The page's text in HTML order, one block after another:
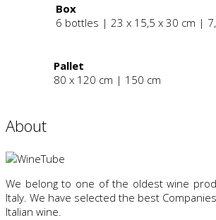
Box
6 bottles | 23 x 15,5 x 30 cm |
Pallet
80 x 120 cm | 150 cm
About
We belong to one of the oldest wine
Italy. We have selected the best
Italian wine.